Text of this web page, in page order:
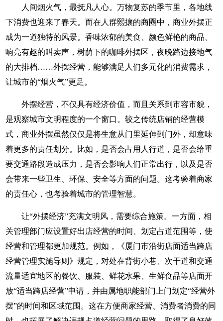
人间烟火气，最抚凡人心。万物复苏的季节里，各地线
下消费也迎来了春天。而在人群熙攘的商圈中，商业外摆正
成为一道独特的风景。香味浓郁的美食、颜色鲜艳的商品、
响亮有趣的叫卖声，树荫下的咖啡外摆区，夜晚路边接地气
的大排档……外摆经营，能够满足人们多元化的消费需求，
让城市的“烟火气”更足。
外摆经营，不仅具有经济价值，而且关系到市容市貌，
是观察城市文明程度的一个窗口。较之传统店铺的经营模
式，商业外摆虽然仅仅是将生意从门里延伸到门外，却意味
着更多的责任划分。比如，是否会占用人行道，是否会给重
要交通路段造成压力，是否会影响人们正常出行，以及是否
会带来一些卫生、环保、安全等方面的问题。这考验着商家
的责任心，也考验着城市的管理智慧。
让“外摆经济”充满文明风，需要综合施策。一方面，相
关管理部门应设置好出店经营的时间、划定占道范围等，使
经营和管理都更加规范。例如，《厦门市沿街店面适当跨店
经营管理实施导则》规定，对处在背街小巷、次干道和交通
流量适宜地区的餐饮、服装、鲜花水果、生鲜食品等店面开
放“适当跨店经营”申请，并由属地职能部门上门划定“经营外
摆”的时间和区域范围。这在方便商家经营、消费者消费的同